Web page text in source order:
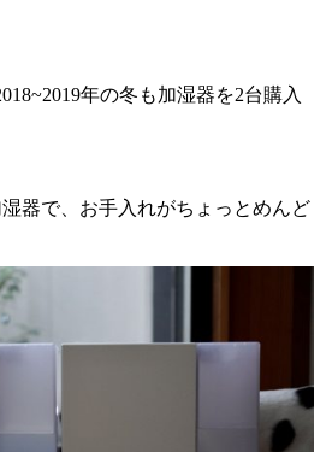
年の冬も加湿器を2台購入
器で、お手入れがちょっとめんど